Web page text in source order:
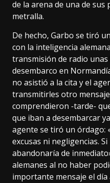
de la arena de una de sus
metralla.
De hecho, Garbo se tiró
con la inteligencia
transmisión de radio
desembarco en
no asistió a la cita y el
transmitirles otro
comprendieron -tarde-
que iban a desembarcar
agente se tiró un órdago:
excusas ni negligencias.
abandonaría de
alemanes al no haber
importante mensaje el